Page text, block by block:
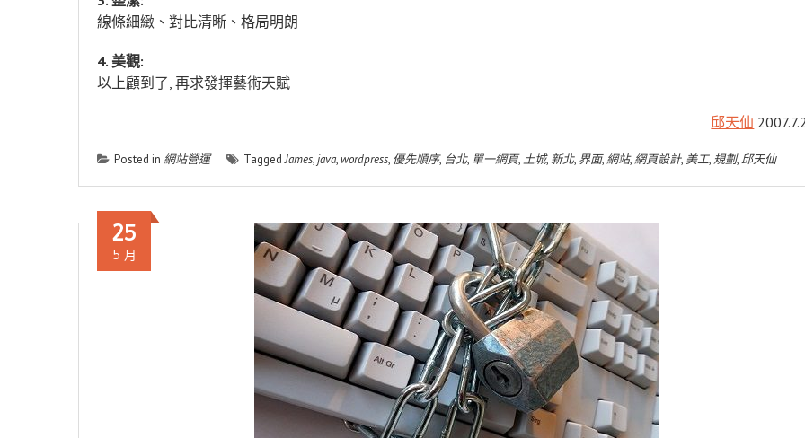
線條細緻、對比清晰、格局明朗
4. 美觀:
以上顧到了, 再求發揮藝術天賦
邱天仙
Posted in 網站營運 TaggedJames,java,wordpress, 優先順序, 台北, 單一網頁,土城, 新北, 界面,網站,網頁設計, 美工, 規劃,邱天仙
25
5 月